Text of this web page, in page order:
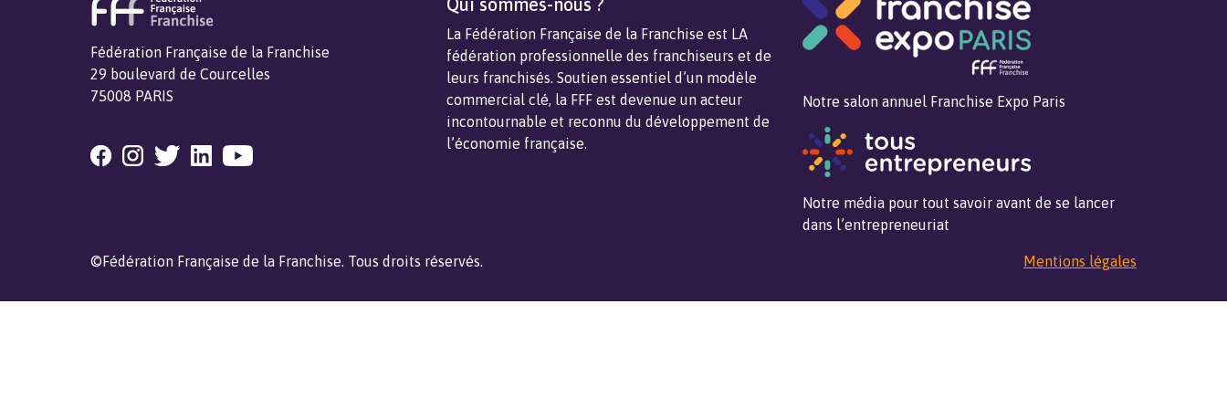
Fédération Française de la Franchise
29 boulevard de Courcelles
75008 PARIS
La Fédération Française de la Franchise est LA
fédération professionnelle des franchiseurs et de
leurs franchisés. Soutien essentiel d’un modèle
commercial clé, la FFF est devenue un acteur
incontournable et reconnu du développement de
l’économie française.
Notre salon annuel Franchise Expo Paris
Notre média pour tout savoir avant de se lancer
dans l’entrepreneuriat
©Fédération Française de la Franchise. Tous droits réservés. Mentions légales